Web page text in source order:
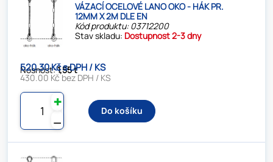
VÁZACÍ OCELOVÉ LANO OKO - HÁK PR.
12MM X 2M DLE EN
Kód produktu: 03712200
Stav skladu: Dostupnost 2-3 dny
Nosnost:1,55 t
520.30 Kč s DPH / KS
430.00 Kč bez DPH / KS
⚊
✚
Do košíku